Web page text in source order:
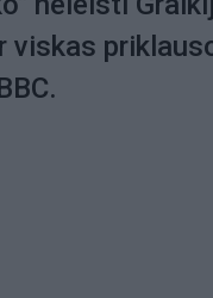
viskas